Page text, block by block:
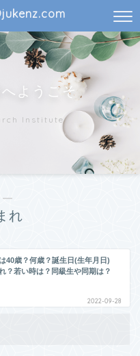
ようこそ
Institute
―
れ
40歳？何歳？誕生日(生年月日)
？若い時は？同級生や同期は？
2022-09-28